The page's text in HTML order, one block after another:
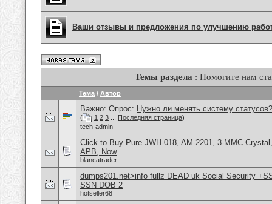
Ваши отзывы и предложения по улучшению
Темы раздела : Помогите нам
Тема / Автор
Важно: Опрос: Нужно ли менять систему статусов?
( 1 2 3 Последняя страница)
tech-admin
Click to Buy Pure JWH-018, AM-2201, 3-MMC
APB, Now
blancatrader
dumps201.net>info fullz DEAD uk Social Security
SSN DOB 2
hotseller68